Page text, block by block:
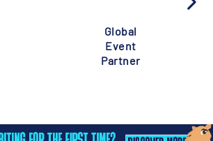
Global
Event
Partner